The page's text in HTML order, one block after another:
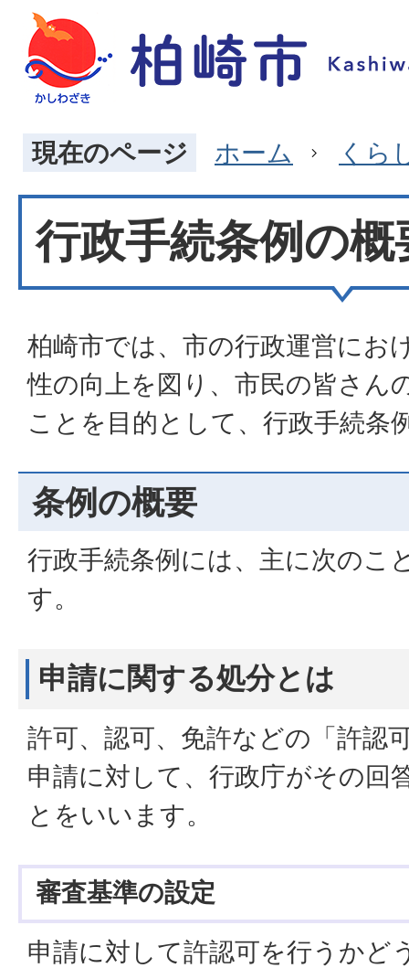
現在のページ ホーム くら
行政手続条例の概
柏崎市では、市の行政運営にお
性の向上を図り、市民の皆さん
ことを目的として、行政手続条
条例の概要
行政手続条例には、主に次のこ
す。
申請に関する処分とは
許可、認可、免許などの「許認
申請に対して、行政庁がその回
とをいいます。
審査基準の設定
申請に対して許認可を行うかど